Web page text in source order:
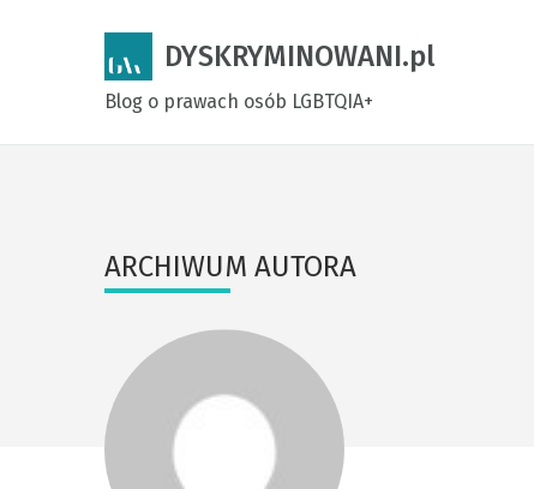
DYSKRYMINOWANI.pl
Blog o prawach osób LGBTQIA+
ARCHIWUM AUTORA